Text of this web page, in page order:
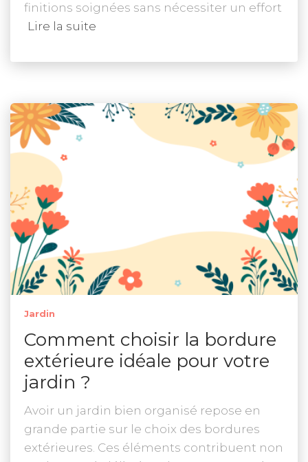
finitions soignées sans nécessiter un effort
Lire la suite
Jardin
Comment choisir la bordure
extérieure idéale pour votre
jardin ?
Avoir un jardin bien organisé repose en
grande partie sur le choix des bordures
extérieures. Ces éléments contribuent non